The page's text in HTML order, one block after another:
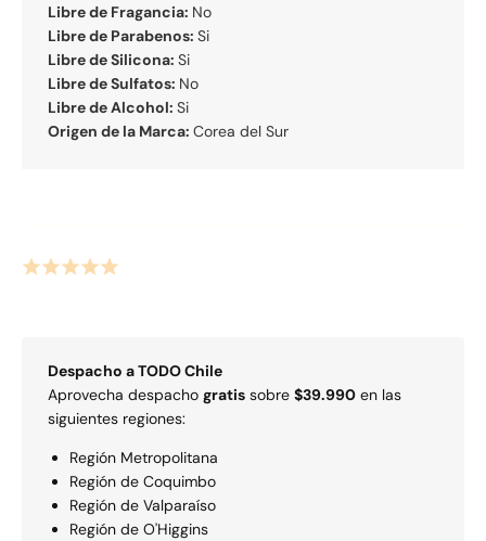
Libre de Fragancia: No
Libre de Parabenos: Si
Libre de Silicona: Si
Libre de Sulfatos: No
Libre de Alcohol: Si
Origen de la Marca: Corea del Sur
Despacho aTODOChile
Aprovecha despacho gratis sobre $39.990 en las
siguientes regiones:
Región Metropolitana
Región de Coquimbo
Región de Valparaí­so
Región de O'Higgins